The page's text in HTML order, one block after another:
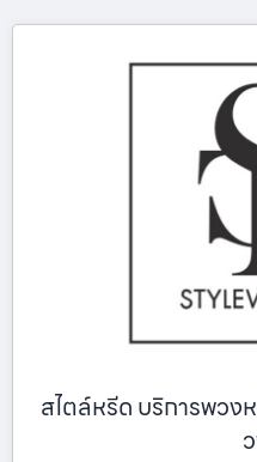
สไตล์หรีด บริการพวง